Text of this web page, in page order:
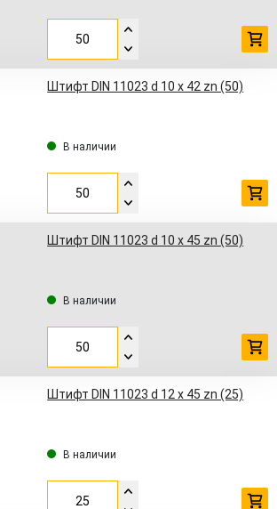
Штифт DIN 11023 d 10 x 42 zn (50)
В наличии
Штифт DIN 11023 d 10 x 45 zn (50)
В наличии
Штифт DIN 11023 d 12 x 45 zn (25)
В наличии